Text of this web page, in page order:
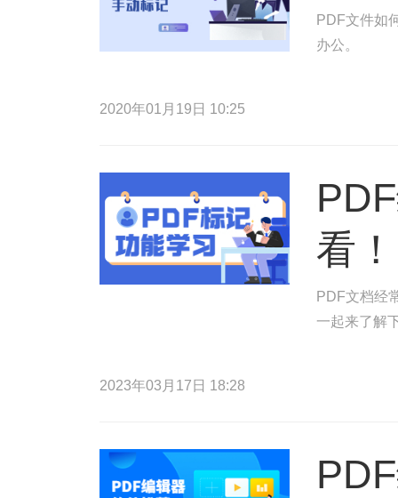
PDF文件如
办公。
2020年01月19日 10:25
看！
PDF文档经
一起来了解
2023年03月17日 18:28